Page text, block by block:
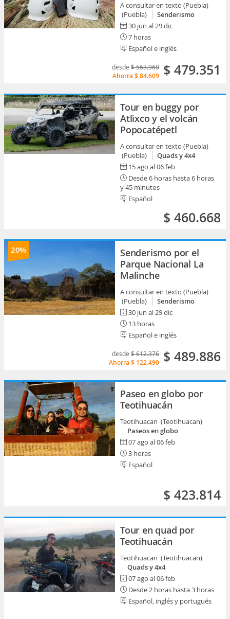
A consultar en texto (Puebla)
(Puebla)
Senderismo
30 jun al 29 dic
7 horas
Español e inglés
desde $ 563.960
Ahorra $ 84.609 $ 479.351
Tour en buggy por
Atlixco y el volcán
Popocatépetl
A consultar en texto (Puebla)
(Puebla)
Quads y 4x4
15 ago al 06 feb
Desde 6 horas hasta 6 horas
y 45 minutos
Español
$ 460.668
20%
Senderismo por el
Parque Nacional La
Malinche
A consultar en texto (Puebla)
(Puebla)
Senderismo
30 jun al 29 dic
13 horas
Español e inglés
desde $ 612.376
Ahorra $ 122.490 $ 489.886
Paseo en globo por
Teotihuacán
Teotihuacan (Teotihuacan)
Paseos en globo
07 ago al 06 feb
3 horas
Español
$ 423.814
Tour en quad por
Teotihuacán
Teotihuacan (Teotihuacan)
Quads y 4x4
07 ago al 06 feb
Desde 2 horas hasta 3 horas
Español, inglés y portugués